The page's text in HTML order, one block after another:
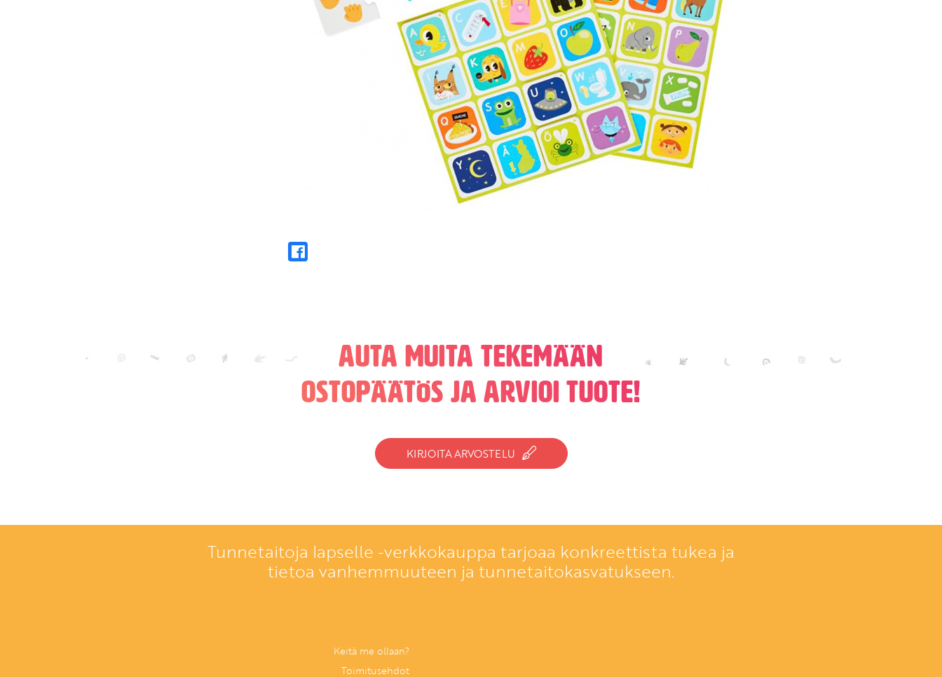
Auta muita tekemään
ostopäätös ja arvioi tuote!
KIRJOITA ARVOSTELU
Tunnetaitoja lapselle -verkkokauppa tarjoaa konkreettista tukea ja
tietoa vanhemmuuteen ja tunnetaitokasvatukseen.
Keitä me ollaan?
Toimitusehdot